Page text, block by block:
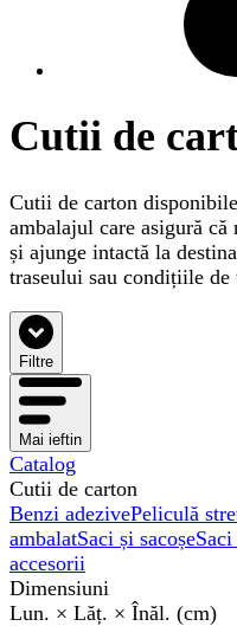
Cutii de
Cutii de carton
ambalajul care asigură că
și ajunge intactă la
traseului sau condițiile de
Filtre
Mai ieftin
Catalog
Cutii de carton
Benzi adezivePeliculă
ambalatSaci și sacoșe
accesorii
Dimensiuni
Lun. × Lăț. × Înăl. (cm)